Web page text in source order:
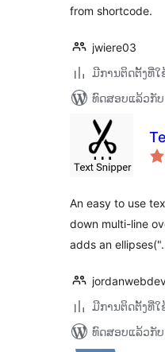
from shortcode.
jwiere03
ມີການຕິດຕັ້ງທີ່
ທົດສອບແລ້ວກັ
An easy to use
down multi-line
adds an
ມີການຕິດຕັ້ງທີ່
ທົດສອບແລ້ວກັບ